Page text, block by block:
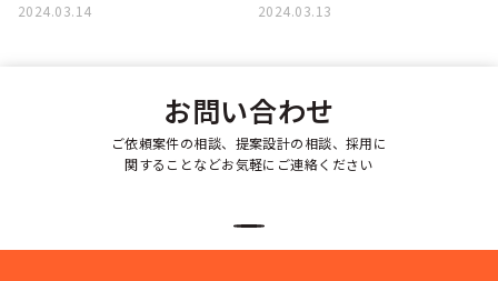
2024.03.14 2024.03.13
お問い合わせ
ご依頼案件の相談、提案設計の相談、採用に
関することなどお気軽にご連絡ください